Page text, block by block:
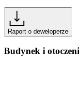
Raport o deweloperze
Budynek i